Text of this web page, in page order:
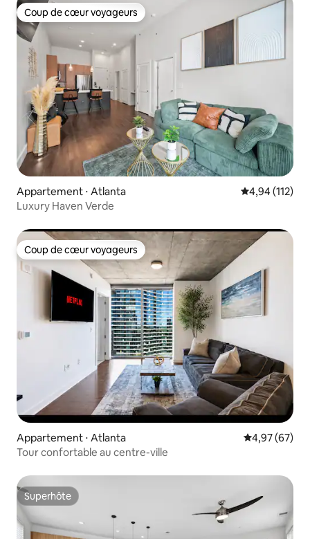
Coup de cœur voyageurs
Coup de cœur voyageurs
Appartement ⋅ Atlanta Évaluation
4,94 (112)
Luxury Haven Verde
Coup de cœur voyageurs
Coup de cœur voyageurs
Appartement ⋅ Atlanta Évaluation
4,97 (67)
Tour confortable au centre-ville
Superhôte
Superhôte